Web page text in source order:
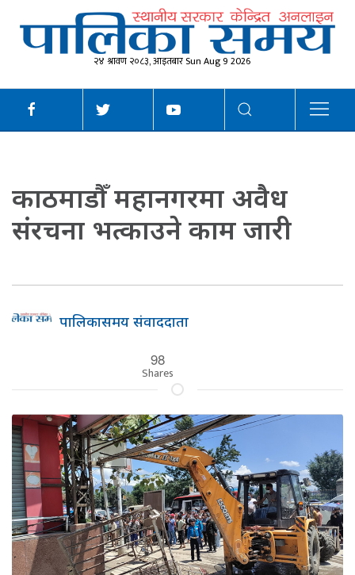
२४ श्रावण २०८३, आइतबार Sun Aug 9 2026
काठमाडौँ महानगरमा अवैध
संरचना भत्काउने काम जारी
पालिकासमय संवाददाता
98
Shares